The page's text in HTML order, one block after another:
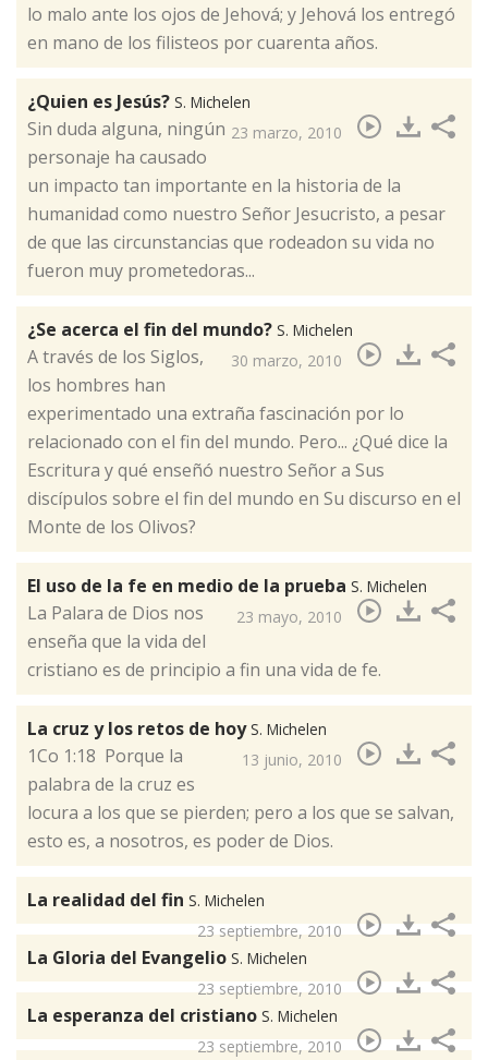
lo malo ante los ojos de Jehová; y Jehová los entregó
en mano de los filisteos por cuarenta años.
¿Quien es Jesús? S. Michelen
23 marzo, 2010
​Sin duda alguna, ningún
personaje ha causado
un impacto tan importante en la historia de la
humanidad como nuestro Señor Jesucristo, a pesar
de que las circunstancias que rodeadon su vida no
fueron muy prometedoras...
¿Se acerca el fin del mundo? S. Michelen
30 marzo, 2010
​A través de los Siglos,
los hombres han
experimentado una extraña fascinación por lo
relacionado con el fin del mundo. Pero... ¿Qué dice la
Escritura y qué enseñó nuestro Señor a Sus
discípulos sobre el fin del mundo en Su discurso en el
Monte de los Olivos?
El uso de la fe en medio de la prueba S. Michelen
23 mayo, 2010
​La Palara de Dios nos
enseña que la vida del
cristiano es de principio a fin una vida de fe.
La cruz y los retos de hoyS. Michelen
13 junio, 2010
​1Co 1:18 Porque la
palabra de la cruz es
locura a los que se pierden; pero a los que se salvan,
esto es, a nosotros, es poder de Dios.
La realidad del fin S. Michelen
23 septiembre, 2010
La Gloria del Evangelio S. Michelen
23 septiembre, 2010
La esperanza del cristiano S. Michelen
23 septiembre, 2010